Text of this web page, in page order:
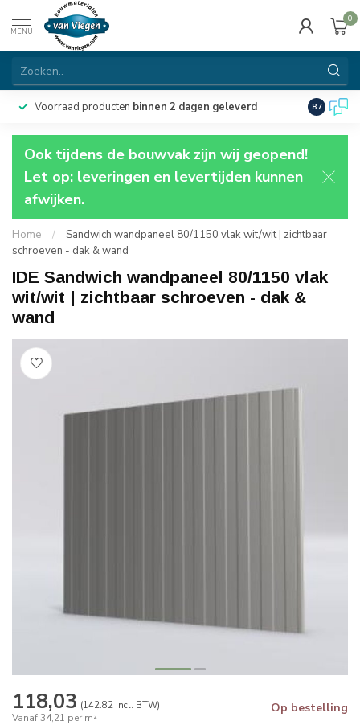
MENU
0
Voorraad producten binnen 2 dagen geleverd 8.7
Ook tijdens de bouwvak zijn wij geopend!
Let op: leveringen en levertijden kunnen
afwijken.
Home /
Sandwich wandpaneel 80/1150 vlak wit/wit | zichtbaar
schroeven - dak & wand
IDE Sandwich wandpaneel 80/1150 vlak
wit/wit | zichtbaar schroeven - dak &
wand
118,03 (142.82 incl. BTW)
Vanaf 34,21 per m²
Op bestelling